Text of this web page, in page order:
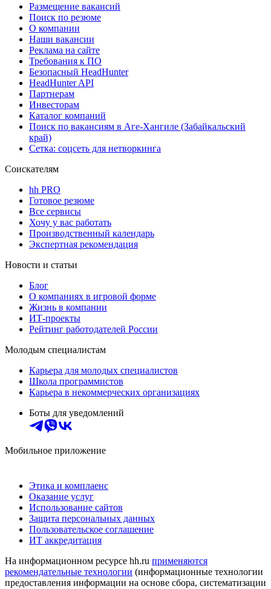
Размещение вакансий
Поиск по резюме
О компании
Наши вакансии
Реклама на сайте
Требования к ПО
Безопасный HeadHunter
HeadHunter API
Партнерам
Инвесторам
Каталог компаний
Поиск по вакансиям в Аге-Хангиле (Забайкальский
край)
Сетка: соцсеть для нетворкинга
Соискателям
hh PRO
Готовое резюме
Все сервисы
Хочу у вас работать
Производственный календарь
Экспертная рекомендация
Новости и статьи
Блог
О компаниях в игровой форме
Жизнь в компании
ИТ-проекты
Рейтинг работодателей России
Молодым специалистам
Карьера для молодых специалистов
Школа программистов
Карьера в некоммерческих организациях
Боты для уведомлений
Мобильное приложение
Этика и комплаенс
Оказание услуг
Использование сайтов
Защита персональных данных
Пользовательское соглашение
ИТ аккредитация
На информационном ресурсе hh.ru применяются
рекомендательные технологии (информационные технологии
предоставления информации на основе сбора, систематизации